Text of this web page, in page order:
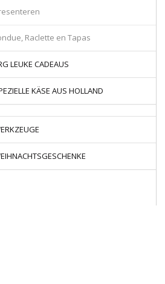
Raclette en Tapas
LEUKE CADEAUS
KÄSE AUS HOLLAND